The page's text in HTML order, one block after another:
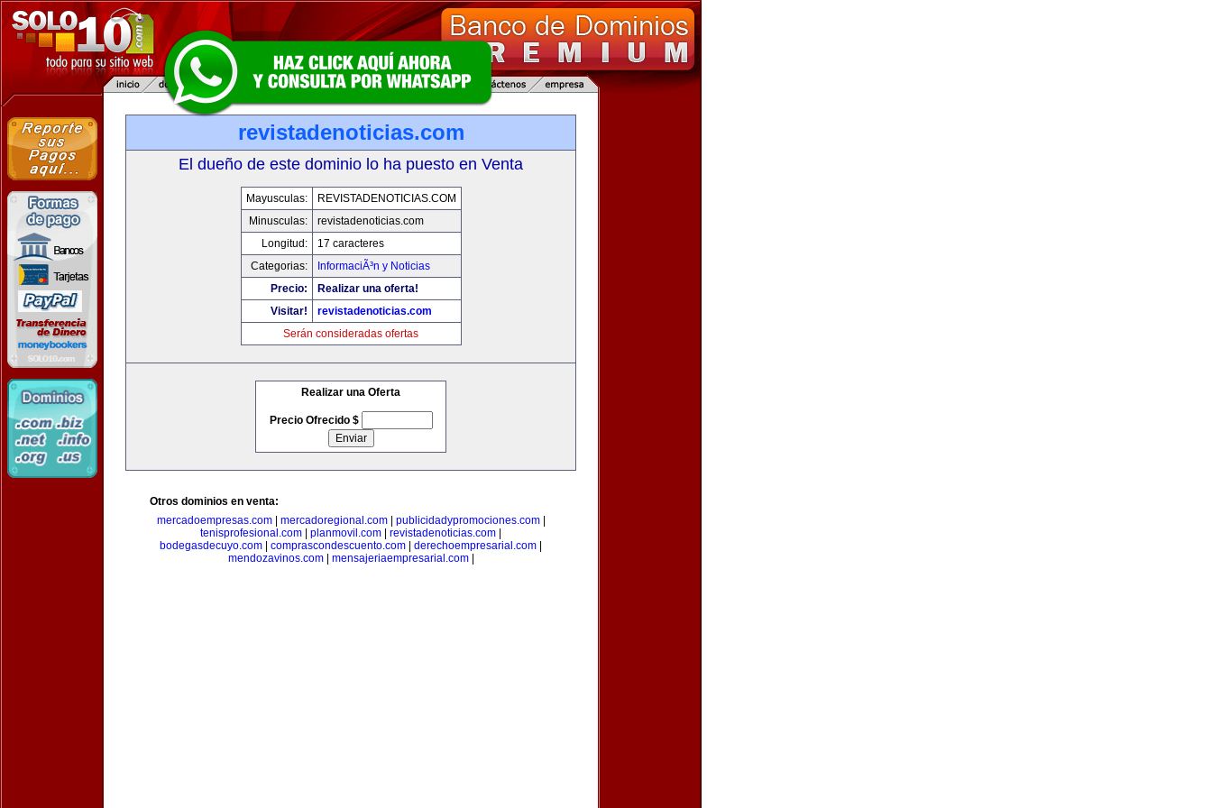
revistadenoticias.com
El dueño de este dominio lo ha puesto en Venta
Mayusculas:
REVISTADENOTICIAS.COM
Minusculas:
revistadenoticias.com
Longitud:
17 caracteres
Categorias:
InformaciÃ³n y Noticias
Precio:
Realizar una oferta!
Visitar!
revistadenoticias.com
Serán consideradas ofertas
Realizar una Oferta
Precio Ofrecido $
Otros dominios en venta:
mercadoempresas.com| mercadoregional.com| publicidadypromociones.com|
tenisprofesional.com
planmovil.com revistadenoticias.com
bodegasdecuyo.com
comprascondescuento.com derechoempresarial.com
mendozavinos.com| mensajeriaempresarial.com|